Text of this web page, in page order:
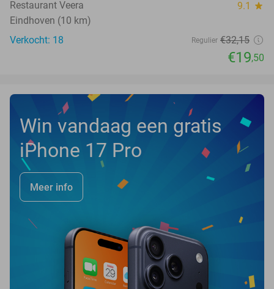
Restaurant Veera 9.1 star
Eindhoven (10 km)
Verkocht: 18
Regulier €32,15
€19,50
Win vandaag een gratis
iPhone 17 Pro
Meer info